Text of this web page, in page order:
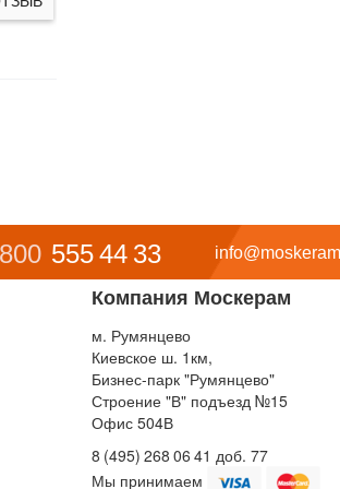
555 44 33
Компания Москерам
м. Румянцево
Киевское ш. 1км,
Бизнес-парк "Румянцево"
Строение "В" подъезд №15
Офис 504В
8 (495) 268 06 41 доб. 77
Мы принимаем